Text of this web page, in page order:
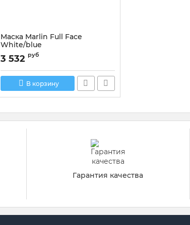
Маска Marlin Full Face
White/blue
Артикул: 016722
3 532 руб
В корзину
Гарантия качества